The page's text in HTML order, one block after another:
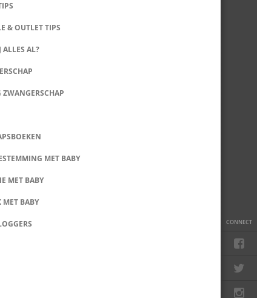
CONNECT
& OUTLET TIPS
ALLES AL?
ZWANGERSCHAP
MET BABY
MET BABY
MET BABY